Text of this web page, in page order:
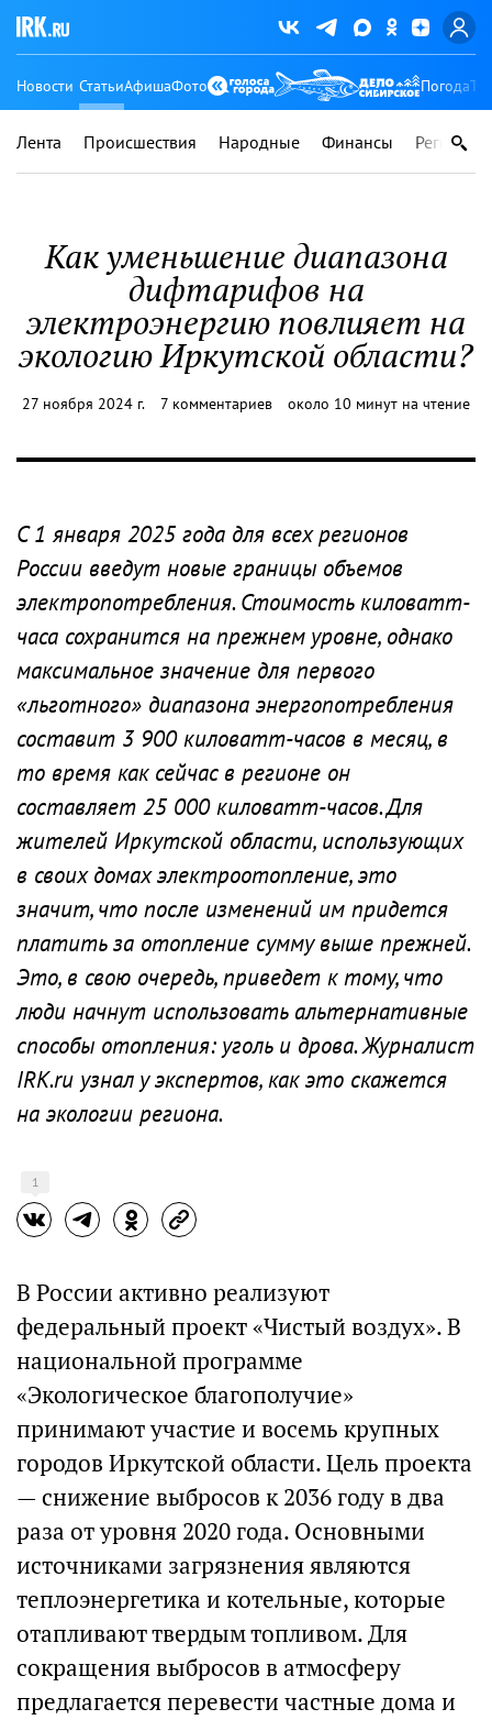
Новости СтатьиАфишаФото Погода
Лента Происшествия Народные Финансы Регионы
Как уменьшение диапазона
дифтарифов на
электроэнергию повлияет на
экологию Иркутской области?
27 ноября 2024 г. 7 комментариев около 10 минут на чтение
С 1 января 2025 года для всех регионов
России введут новые границы объемов
электропотребления. Стоимость киловатт-
часа сохранится на прежнем уровне, однако
максимальное значение для первого
«льготного» диапазона энергопотребления
составит 3 900 киловатт-часов в месяц, в
то время как сейчас в регионе он
составляет 25 000 киловатт-часов. Для
жителей Иркутской области, использующих
в своих домах электроотопление, это
значит, что после изменений им придется
платить за отопление сумму выше прежней.
Это, в свою очередь, приведет к тому, что
люди начнут использовать альтернативные
способы отопления: уголь и дрова. Журналист
IRK.ru узнал у экспертов, как это скажется
на экологии региона.
1
В России активно реализуют
федеральный проект «Чистый воздух». В
национальной программе
«Экологическое благополучие»
принимают участие и восемь крупных
городов Иркутской области. Цель проекта
— снижение выбросов к 2036 году в два
раза от уровня 2020 года. Основными
источниками загрязнения являются
теплоэнергетика и котельные, которые
отапливают твердым топливом. Для
сокращения выбросов в атмосферу
предлагается перевести частные дома и